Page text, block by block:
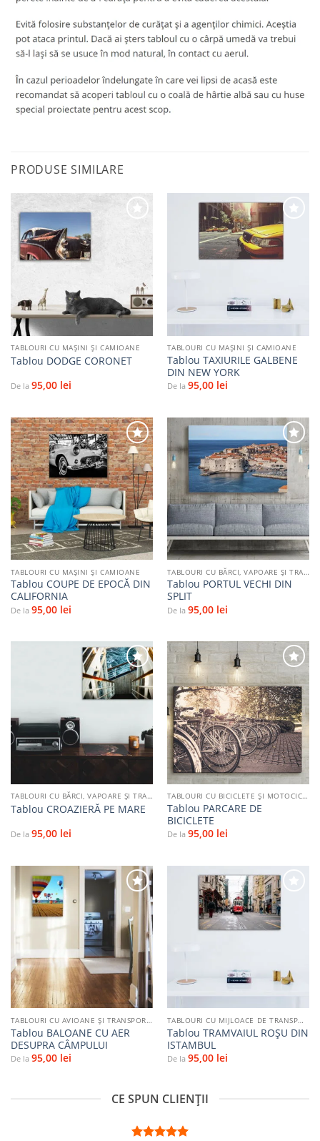
PRODUSE SIMILARE
TABLOURI CU MAŞINI ŞI CAMIOANE
Tablou DODGE CORONET
De la 95,00 lei
Adaugă
TABLOURI CU MAŞINI ŞI CAMIOANE
Tablou TAXIURILE GALBENE
DIN NEW YORK
De la 95,00 lei
Adaugă
la
favorite
TABLOURI CU MAŞINI ŞI CAMIOANE
Tablou COUPE DE EPOCĂ DIN
CALIFORNIA
De la 95,00 lei
Adaugă
la
favorite
TABLOURI CU BĂRCI, VAPOARE ȘI TRANSPORT PE APĂ
Tablou PORTUL VECHI DIN
SPLIT
De la 95,00 lei
Adaugă
TABLOURI CU BĂRCI, VAPOARE ȘI TRANSPORT PE APĂ
Tablou CROAZIERĂ PE MARE
De la 95,00 lei
Adaugă
la
favorite
TABLOURI CU BICICLETE ŞI MOTOCICLETE
Tablou PARCARE DE
BICICLETE
De la 95,00 lei
Adaugă
la
favorite
TABLOURI CU AVIOANE ȘI TRANSPORT AERIAN
Tablou BALOANE CU AER
DESUPRA CÂMPULUI
De la 95,00 lei
Adaugă
TABLOURI CU MIJLOACE DE TRANSPORT
Tablou TRAMVAIUL ROȘU DIN
ISTAMBUL
De la 95,00 lei
CE SPUN CLIENȚII